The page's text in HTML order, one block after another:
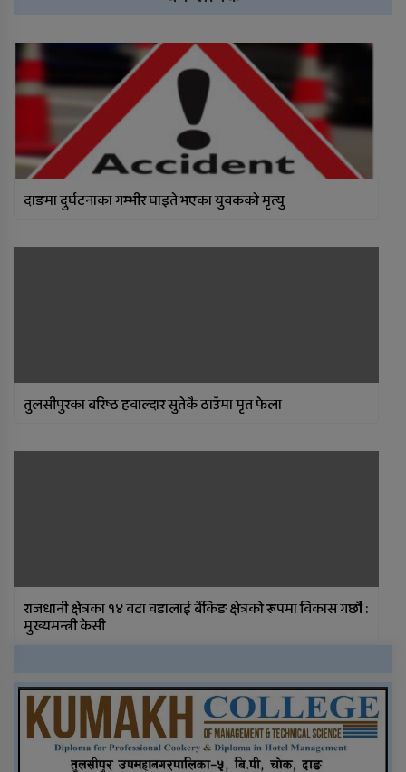
दाङमा दुर्घटनाका गम्भीर घाइते भएका युवकको मृत्यु
तुलसीपुरका बरिष्ठ हवाल्दार सुतेकै ठाउँमा मृत फेला
राजधानी क्षेत्रका १४ वटा वडालाई बैंकिङ क्षेत्रको रूपमा विकास गर्छौ :
मुख्यमन्त्री केसी